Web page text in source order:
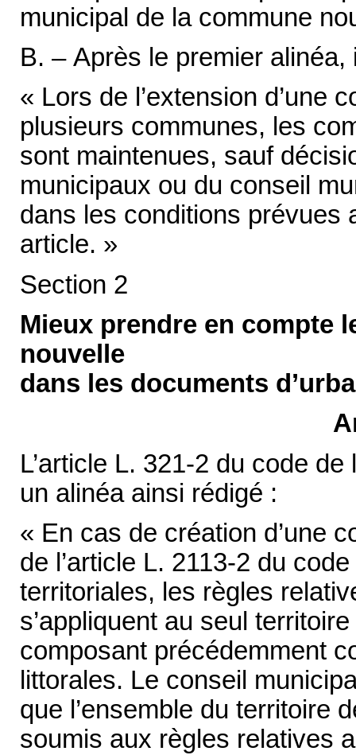
municipal de la commune
B. – Après le premier
« Lors de l’extension d’une
plusieurs communes, les
sont maintenues, sauf
municipaux ou du conseil
dans les conditions prévues
article. »
Section 2
Mieux prendre en compte
nouvelle
dans les documents
L’article L. 321-2 du code
un alinéa ainsi rédigé :
« En cas de création d’une
de l’article L. 2113-2 du
territoriales, les règles
s’appliquent au seul
composant précédemment
littorales. Le conseil
que l’ensemble du territoire
soumis aux règles relatives